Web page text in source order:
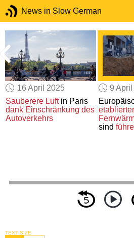
News in Slow German
16 April 2025
Sauberere Luftin Paris
dank Einschränkung des
Autoverkehrs
9
sind
TEXT SIZE